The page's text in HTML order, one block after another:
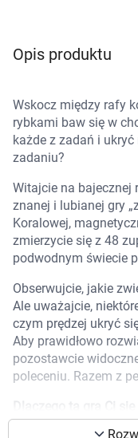
preferencji.
Grupy produktowe
Marki
Opis produktu
Wskocz między rafy
rybkami baw się w
każde z zadań i
zadaniu?
Witajcie na bajecznej
znanej i lubianej gry
Koralowej,
zmierzycie się z 48
podwodnym świecie
Obserwujcie, jakie
Ale uważajcie,
czym prędzej ukryć
Aby prawidłowo
pozostawcie
poleceniu. Razem z